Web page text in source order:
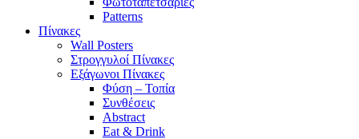
Patterns
Πίνακες
Wall Posters
Στρογγυλοί Πίνακες
Εξάγωνοι Πίνακες
Φύση – Τοπία
Συνθέσεις
Abstract
Eat & Drink